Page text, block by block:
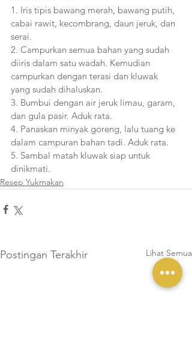
1. Iris tipis bawang merah, bawang putih,
cabai rawit, kecombrang, daun jeruk, dan
serai.
2. Campurkan semua bahan yang sudah
diiris dalam satu wadah. Kemudian
campurkan dengan terasi dan kluwak
yang sudah dihaluskan.
3. Bumbui dengan air jeruk limau, garam,
dan gula pasir. Aduk rata.
4. Panaskan minyak goreng, lalu tuang ke
dalam campuran bahan tadi. Aduk rata.
5. Sambal matah kluwak siap untuk
dinikmati.
Resep Yukmakan
Postingan Terakhir Lihat Semua